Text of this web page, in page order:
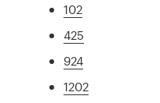
102
425
924
1202